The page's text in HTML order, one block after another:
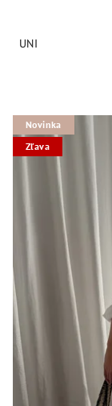
UNI
Novinka
Zľava